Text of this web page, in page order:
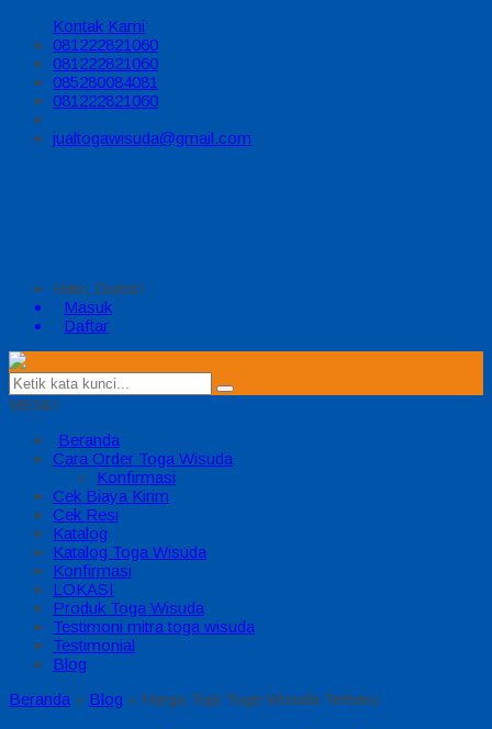
Kontak Kami
081222821060
081222821060
085280084081
081222821060
jualtogawisuda@gmail.com
Halo, Guest!
Masuk
Daftar
MENU
Beranda
Cara Order Toga Wisuda
Konfirmasi
Cek Biaya Kirim
Cek Resi
Katalog
Katalog Toga Wisuda
Konfirmasi
LOKASI
Produk Toga Wisuda
Testimoni mitra toga wisuda
Testimonial
Blog
Beranda » Blog » Harga Topi Toga Wisuda Terbaru